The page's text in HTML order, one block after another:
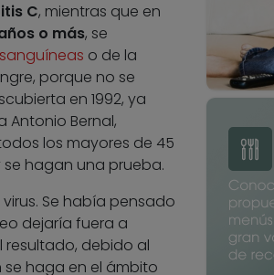
C, mientras que en
o más, se
o de la
porque no se
en 1992, ya
Bernal,
los mayores de 45
hagan una prueba.
Se había pensado
dejaría fuera a
resultado, debido al
haga en el ámbito